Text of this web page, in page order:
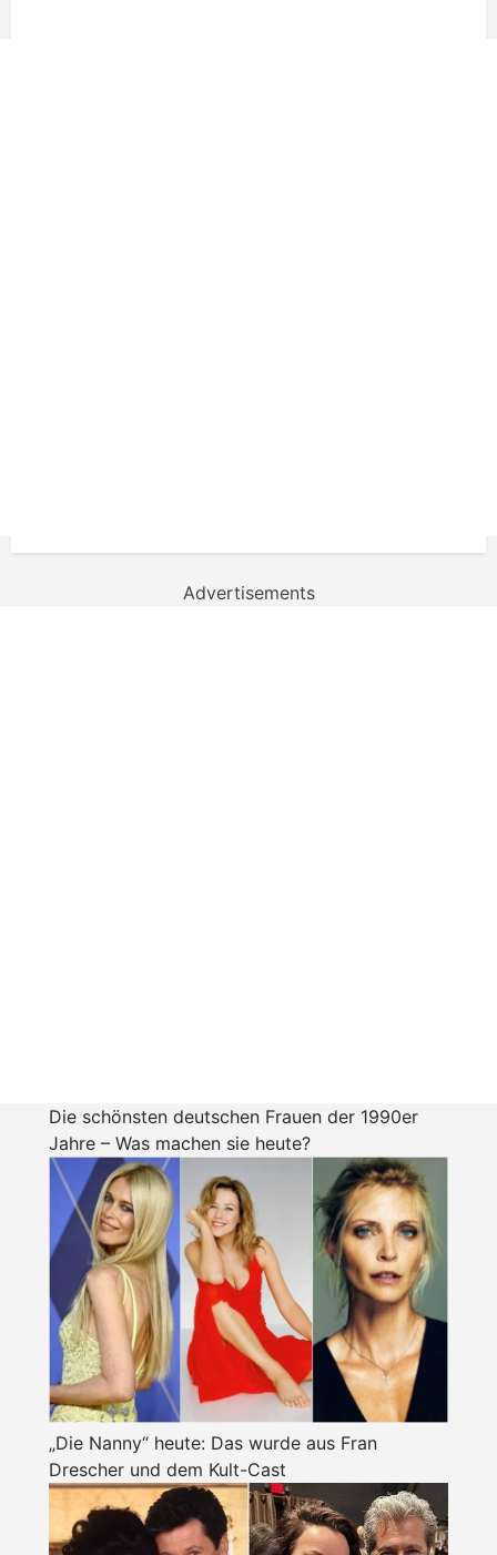
Advertisements
Die schönsten deutschen Frauen der 1990er
Jahre – Was machen sie heute?
„Die Nanny“ heute: Das wurde aus Fran
Drescher und dem Kult-Cast